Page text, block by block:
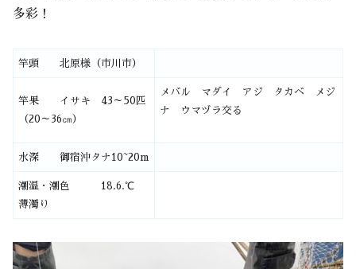
多彩！
竿頭 北原様（市川市）
竿果 イサキ 43～50匹
（20～36㎝）
メバル マダイ アジ タカベ メジ
ナ ウマヅラ交る
水深 御宿沖タナ10~20m
潮温・潮色 18.6.℃
薄濁り